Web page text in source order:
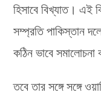
হিসাবে বিখ্যাত। এই
সম্প্রতি পাকিস্তান
কঠিন ভাবে সমালোচনা
তবে তার সঙ্গে সঙ্গে